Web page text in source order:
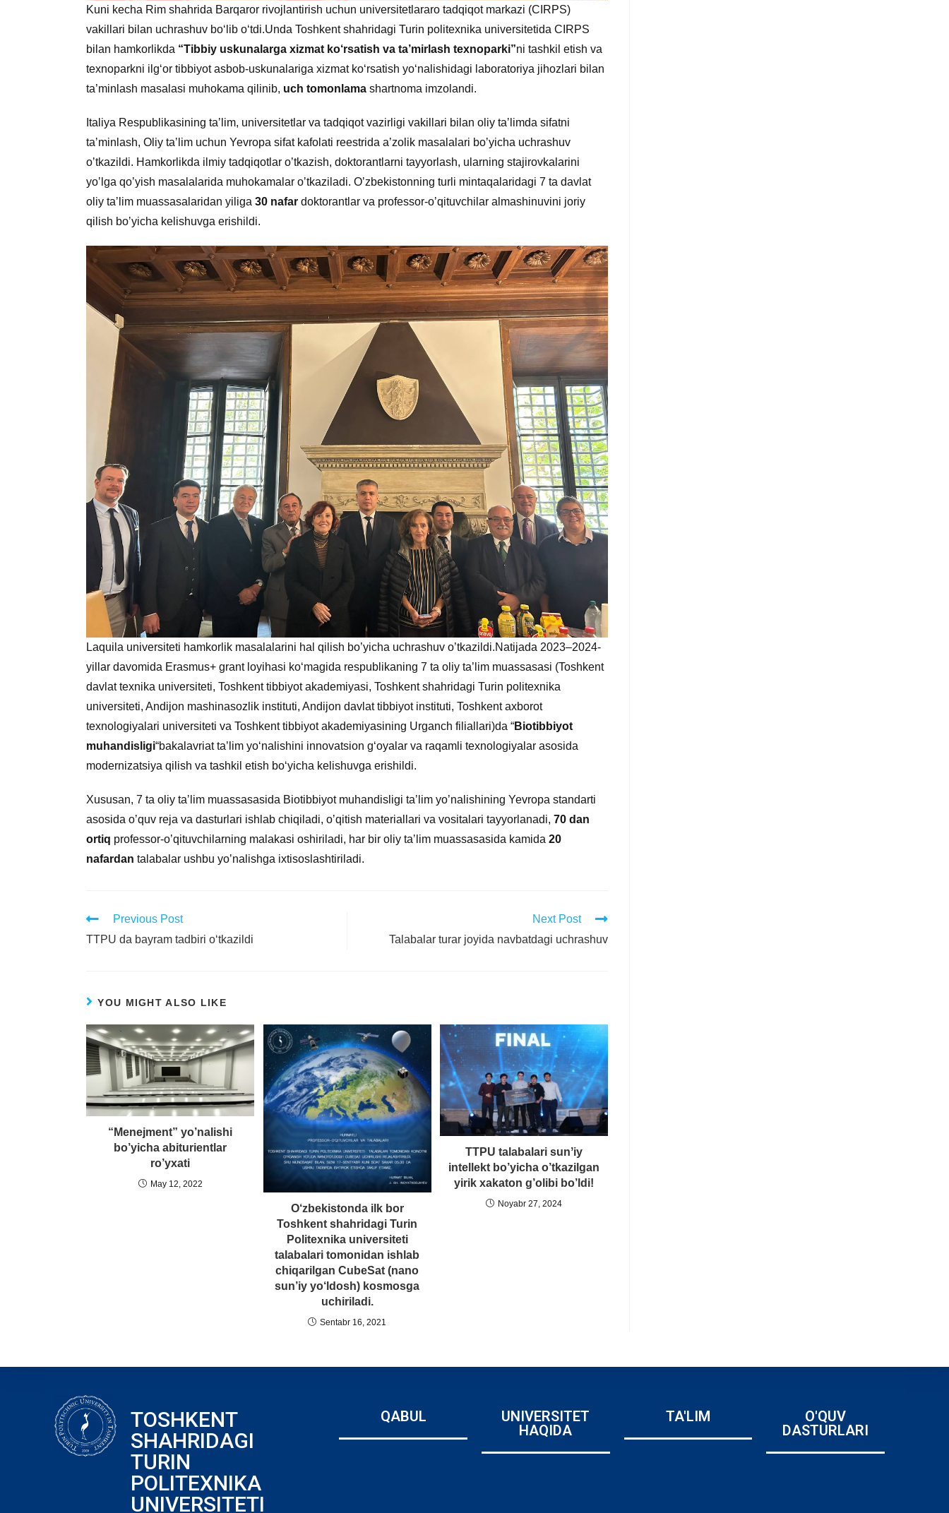
Kuni kecha Rim shahrida Barqaror rivojlantirish uchun universitetlararo tadqiqot markazi (CIRPS)
vakillari bilan uchrashuv bo‘lib o‘tdi.Unda Toshkent shahridagi Turin politexnika universitetida CIRPS
bilan hamkorlikda “Tibbiy uskunalarga xizmat ko‘rsatish va ta’mirlash texnoparki”ni tashkil etish va
texnoparkni ilg‘or tibbiyot asbob-uskunalariga xizmat ko‘rsatish yo‘nalishidagi laboratoriya jihozlari bilan
ta’minlash masalasi muhokama qilinib, uch tomonlama shartnoma imzolandi.
Italiya Respublikasining taʼlim, universitetlar va tadqiqot vazirligi vakillari bilan oliy taʼlimda sifatni
taʼminlash, Oliy taʼlim uchun Yevropa sifat kafolati reestrida aʼzolik masalalari boʼyicha uchrashuv
oʼtkazildi. Hamkorlikda ilmiy tadqiqotlar oʼtkazish, doktorantlarni tayyorlash, ularning stajirovkalarini
yoʼlga qoʼyish masalalarida muhokamalar oʼtkaziladi. Oʼzbekistonning turli mintaqalaridagi 7 ta davlat
oliy taʼlim muassasalaridan yiliga 30 nafar doktorantlar va professor-oʼqituvchilar almashinuvini joriy
qilish boʼyicha kelishuvga erishildi.
Laquila universiteti hamkorlik masalalarini hal qilish bo’yicha uchrashuv o’tkazildi.Natijada 2023–2024-
yillar davomida Erasmus+ grant loyihasi ko‘magida respublikaning 7 ta oliy ta’lim muassasasi (Toshkent
davlat texnika universiteti, Toshkent tibbiyot akademiyasi, Toshkent shahridagi Turin politexnika
universiteti, Andijon mashinasozlik instituti, Andijon davlat tibbiyot instituti, Toshkent axborot
texnologiyalari universiteti va Toshkent tibbiyot akademiyasining Urganch filiallari)da “Biotibbiyot
muhandisligi“bakalavriat ta’lim yo‘nalishini innovatsion g‘oyalar va raqamli texnologiyalar asosida
modernizatsiya qilish va tashkil etish bo‘yicha kelishuvga erishildi.
Xususan, 7 ta oliy taʼlim muassasasida Biotibbiyot muhandisligi taʼlim yoʼnalishining Yevropa standarti
asosida oʼquv reja va dasturlari ishlab chiqiladi, oʼqitish materiallari va vositalari tayyorlanadi, 70 dan
ortiq professor-oʼqituvchilarning malakasi oshiriladi, har bir oliy taʼlim muassasasida kamida 20
nafardan talabalar ushbu yoʼnalishga ixtisoslashtiriladi.
Previous Post
TTPU da bayram tadbiri o‘tkazildi
Next Post
Talabalar turar joyida navbatdagi uchrashuv
YOU MIGHT ALSO LIKE
“Menejment” yo’nalishi
bo’yicha abiturientlar
ro’yxati
May 12, 2022
O‘zbekistonda ilk bor
Toshkent shahridagi Turin
Politexnika universiteti
talabalari tomonidan ishlab
chiqarilgan CubeSat (nano
sun’iy yo‘ldosh) kosmosga
uchiriladi.
Sentabr 16, 2021
TTPU talabalari sunʼiy
intellekt bo’yicha o’tkazilgan
yirik xakaton g’olibi bo’ldi!
Noyabr 27, 2024
TOSHKENT
SHAHRIDAGI
TURIN
POLITEXNIKA
UNIVERSITETI
QABUL
UNIVERSITET
HAQIDA
TA'LIM
O'QUV
DASTURLARI